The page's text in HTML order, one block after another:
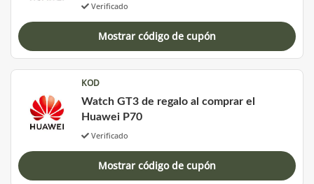
Verificado
Mostrar código de cupón
KOD
Watch GT3 de regalo al comprar el
Huawei P70
Verificado
Mostrar código de cupón